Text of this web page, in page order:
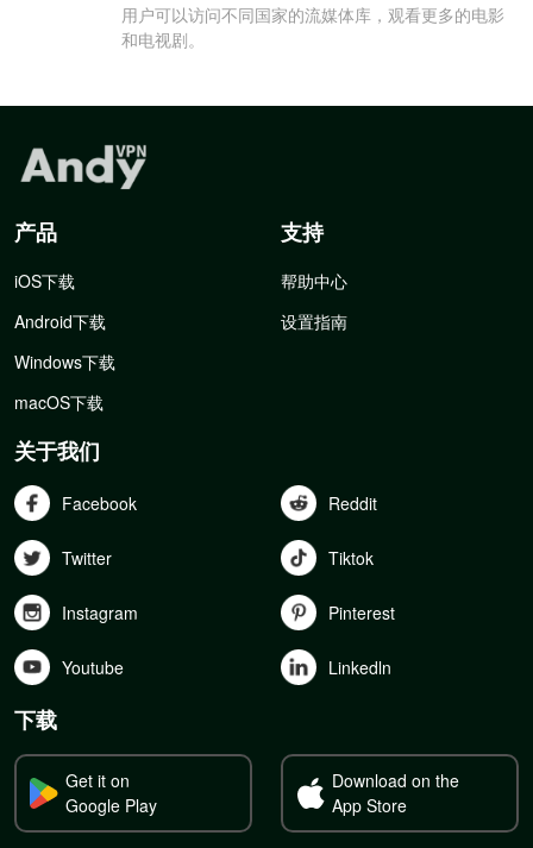
用户可以访问不同国家的流媒体库，观看更多的电影
和电视剧。
产品
iOS下载
Android下载
Windows下载
macOS下载
支持
帮助中心
设置指南
关于我们
Facebook Reddit
Twitter Tiktok
Instagram Pinterest
Youtube Linkedln
下载
Get it on
Google Play
Download on the
App Store